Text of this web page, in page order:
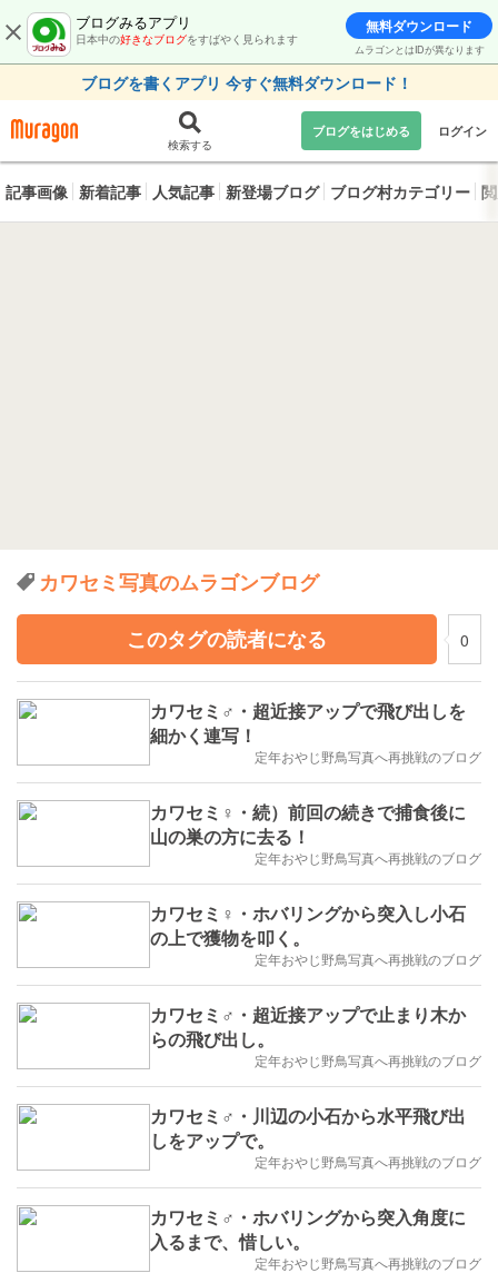
ブログみるアプリ
日本中の好きなブログをすばやく見られます
無料ダウンロード
ムラゴンとはIDが異なります
ブログを書くアプリ 今すぐ無料ダウンロード！
検索する
ブログをはじめる ログイン
記事画像 新着記事 人気記事 新登場ブログ ブログ村カテゴリー
カワセミ写真のムラゴンブログ
このタグの読者になる
0
カワセミ♂・超近接アップで飛び出しを
細かく連写！
定年おやじ野鳥写真へ再挑戦のブログ
カワセミ♀・続）前回の続きで捕食後に
山の巣の方に去る！
定年おやじ野鳥写真へ再挑戦のブログ
カワセミ♀・ホバリングから突入し小石
の上で獲物を叩く。
定年おやじ野鳥写真へ再挑戦のブログ
カワセミ♂・超近接アップで止まり木か
らの飛び出し。
定年おやじ野鳥写真へ再挑戦のブログ
カワセミ♂・川辺の小石から水平飛び出
しをアップで。
定年おやじ野鳥写真へ再挑戦のブログ
カワセミ♂・ホバリングから突入角度に
入るまで、惜しい。
定年おやじ野鳥写真へ再挑戦のブログ